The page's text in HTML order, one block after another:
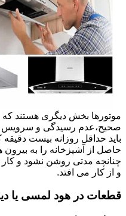
موتورها بخش دیگری هستند که
صحیح،عدم رسیدگی و سرویس
باید حداقل روزانه بیست دقیقه
حاصل از آشپزخانه را به بیرون
چنانچه مدتی روشن نشود و
و از کار می افتد.
قطعات در هود لمسی یا